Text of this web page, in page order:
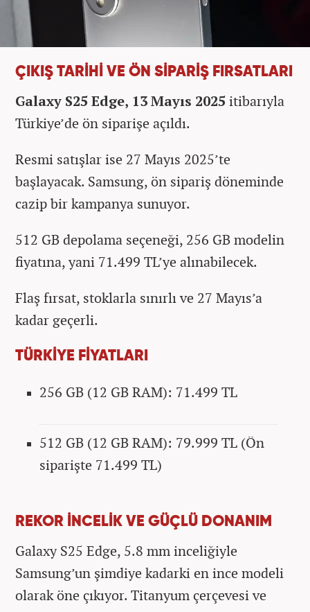
ÇIKIŞ TARİHİ VE ÖN SİPARİŞ FIRSATLARI
Galaxy S25 Edge, 13 Mayıs 2025 itibarıyla
Türkiye’de ön siparişe açıldı.
Resmi satışlar ise 27 Mayıs 2025’te
başlayacak. Samsung, ön sipariş döneminde
cazip bir kampanya sunuyor.
512 GB depolama seçeneği, 256 GB modelin
fiyatına, yani 71.499 TL’ye alınabilecek.
Flaş fırsat, stoklarla sınırlı ve 27 Mayıs’a
kadar geçerli.
TÜRKİYE FİYATLARI
256 GB (12 GB RAM): 71.499 TL
512 GB (12 GB RAM): 79.999 TL (Ön
siparişte 71.499 TL)
REKOR İNCELİK VE GÜÇLÜ DONANIM
Galaxy S25 Edge, 5.8 mm inceliğiyle
Samsung’un şimdiye kadarki en ince modeli
olarak öne çıkıyor. Titanyum çerçevesi ve